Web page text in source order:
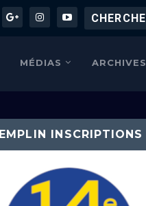
MÉDIAS ARCHIVES
INSCRIPTIONS